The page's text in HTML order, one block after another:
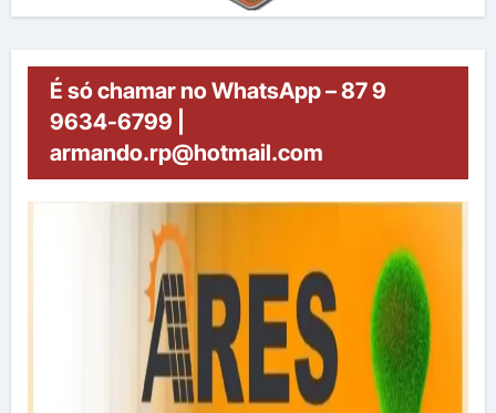
É só chamar no WhatsApp – 87 9
9634-6799 |
armando.rp@hotmail.com